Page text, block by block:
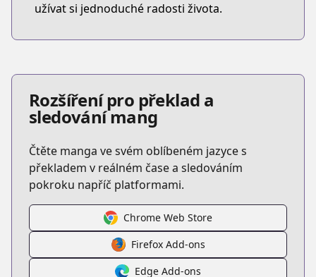
užívat si jednoduché radosti života.
Rozšíření pro překlad a
sledování mang
Čtěte manga ve svém oblíbeném jazyce s
překladem v reálném čase a sledováním
pokroku napříč platformami.
Chrome Web Store
Firefox Add-ons
Edge Add-ons